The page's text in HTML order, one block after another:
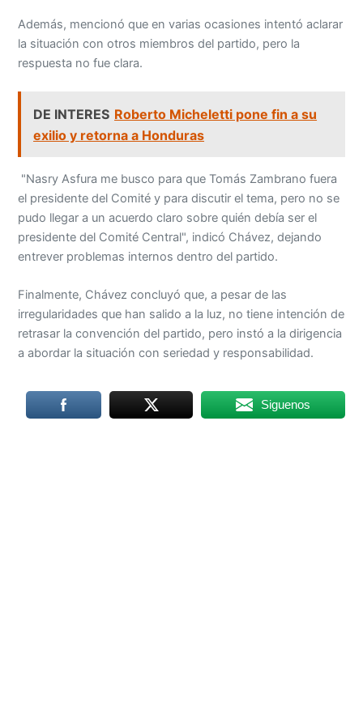
Además, mencionó que en varias ocasiones intentó aclarar
la situación con otros miembros del partido, pero la
respuesta no fue clara.
DE INTERES Roberto Micheletti pone fin a su
exilio y retorna a Honduras
"Nasry Asfura me busco para que Tomás Zambrano fuera
el presidente del Comité y para discutir el tema, pero no se
pudo llegar a un acuerdo claro sobre quién debía ser el
presidente del Comité Central", indicó Chávez, dejando
entrever problemas internos dentro del partido.
Finalmente, Chávez concluyó que, a pesar de las
irregularidades que han salido a la luz, no tiene intención de
retrasar la convención del partido, pero instó a la dirigencia
a abordar la situación con seriedad y responsabilidad.
Siguenos